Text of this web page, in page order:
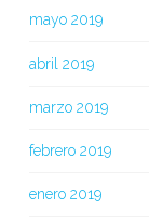
mayo 2019
abril 2019
marzo 2019
febrero 2019
enero 2019